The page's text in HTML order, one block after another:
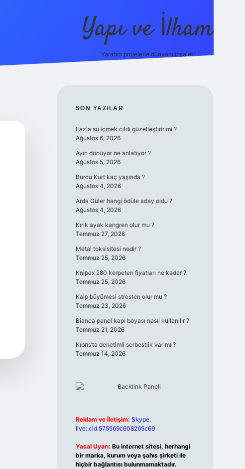
Yapı ve İlham
Yaratıcı projelerle dünyanı inşa et!
SIDEBAR
SON YAZILAR
Fazla su içmek cildi güzelleştirir mi ?
Ağustos 6, 2026
Ayın dönüyor ne anlatıyor ?
Ağustos 5, 2026
Burcu Kurt kaç yaşında ?
Ağustos 4, 2026
Arda Güler hangi ödüle aday oldu ?
Ağustos 4, 2026
Kırık ayak kangren olur mu ?
Temmuz 27, 2026
Metal toksisitesi nedir ?
Temmuz 25, 2026
Knipex 280 kerpeten fiyatları ne kadar ?
Temmuz 25, 2026
Kalp büyümesi stresten olur mu ?
Temmuz 23, 2026
Bianca panel kapı boyası nasıl kullanılır ?
Temmuz 21, 2026
Kıbrıs’ta denetimli serbestlik var mı ?
Temmuz 14, 2026
Reklam ve İletişim: Skype:
live:.cid.575569c608265c69
Yasal Uyarı: Bu internet sitesi, herhangi
bir marka, kurum veya şahıs şirketi ile
hiçbir bağlantısı bulunmamaktadır.